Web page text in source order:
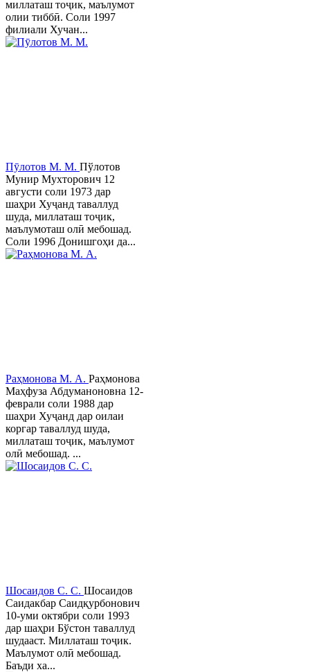
миллаташ тоҷик, маълумот
олии тиббӣ. Соли 1997
филиали Хучан...
Пӯлотов М. М. Пўлотов
Мунир Мухторович 12
августи соли 1973 дар
шаҳри Хуҷанд таваллуд
шуда, миллаташ тоҷик,
маълумоташ олӣ мебошад.
Соли 1996 Донишгоҳи да...
Раҳмонова М. А. Раҳмонова
Маҳфуза Абдуманоновна 12-
феврали соли 1988 дар
шаҳри Хуҷанд дар оилаи
коргар таваллуд шуда,
миллаташ тоҷик, маълумот
олӣ мебошад. ...
Шосаидов С. С. Шосаидов
Саидакбар Саидқурбонович
10-уми октябри соли 1993
дар шаҳри Бўстон таваллуд
шудааст. Миллаташ тоҷик.
Маълумот олӣ мебошад.
Баъди ха...